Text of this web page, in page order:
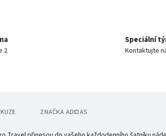
2
Speciální
Kontaktujte
ZNAČKA ADIDAS